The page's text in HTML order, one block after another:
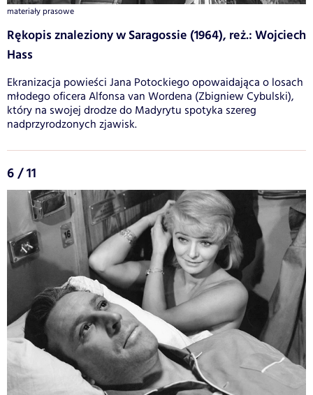
materiały prasowe
Rękopis znaleziony w Saragossie (1964), reż.: Wojciech
Hass
Ekranizacja powieści Jana Potockiego opowaidająca o losach
młodego oficera Alfonsa van Wordena (Zbigniew Cybulski),
który na swojej drodze do Madyrytu spotyka szereg
nadprzyrodzonych zjawisk.
6 / 11